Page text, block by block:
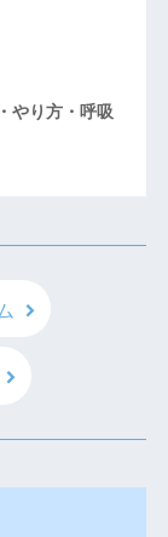
やり方・呼吸